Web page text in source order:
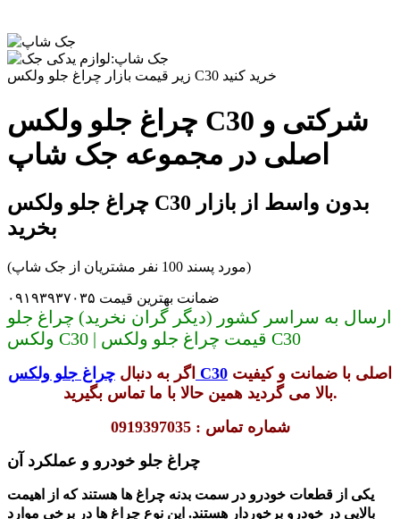
زیر قیمت بازار چراغ جلو ولکس C30 خرید کنید
چراغ جلو ولکس C30 شرکتی و
اصلی در مجموعه جک شاپ
چراغ جلو ولکس C30 بدون واسط از بازار
بخرید
(مورد پسند 100 نفر مشتریان از جک شاپ)
ضمانت بهترین قیمت ۰۹۱۹۳۹۳۷۰۳۵
ارسال به سراسر کشور (دیگر گران نخرید) چراغ جلو
ولکس C30 | قیمت چراغ جلو ولکس C30
اگر به دنبال چراغ جلو ولکس C30
بالا می گردید همین حالا با ما تماس بگیرید.
شماره تماس : 0919397035
چراغ جلو خودرو و عملکرد آن
یکی از قطعات خودرو در سمت بدنه چراغ ها هستند که از اهیمت
بالایی در خودرو برخوردار هستند. این نوع چراغ ها در برخی موارد